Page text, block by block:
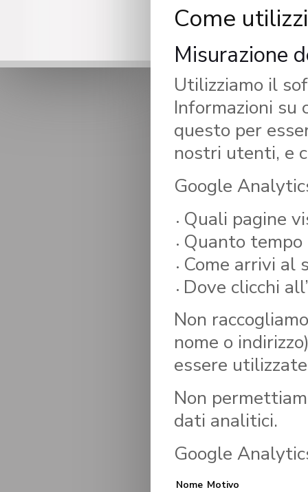
Come
Misurazione
Utilizziamo il
Informazioni su
questo per
nostri utenti, e
Google
Quali pagine
Quanto
Come arrivi al
Dove clicchi
Non
nome o
essere
Non
dati analitici.
Google
Nome Motivo